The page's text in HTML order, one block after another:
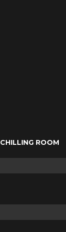
CHILLING ROOM